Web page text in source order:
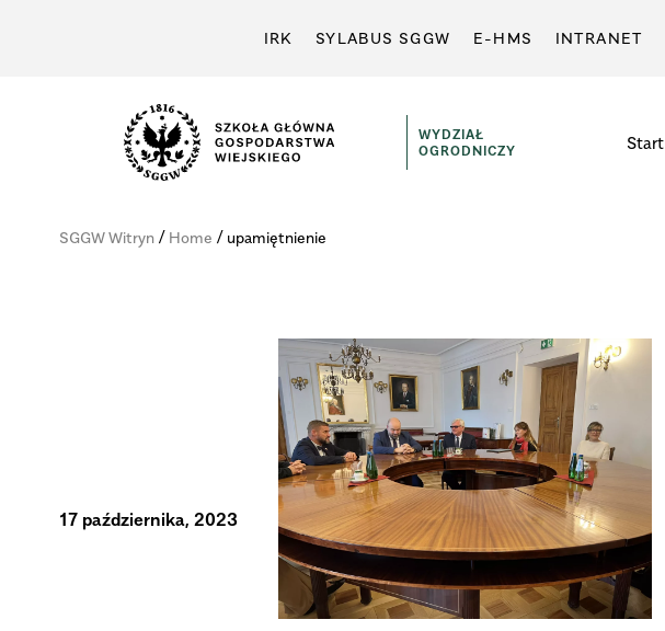
IRK SYLABUS SGGW E-HMS INTRANET
WYDZIAŁ
OGRODNICZY
Start
SGGW Witryn/ Home / upamiętnienie
17 października, 2023